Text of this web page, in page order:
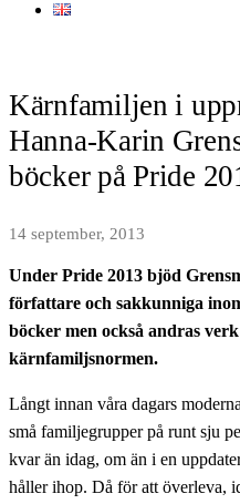
Kärnfamiljen i
Hanna-Karin
böcker på Pride
14 september, 2013
Under Pride 2013 bjöd
författare och sakkunniga
böcker men också andras
kärnfamiljsnormen.
Långt innan våra dagars
små familjegrupper på runt sju
kvar än idag, om än i en
håller ihop. Då för att överleva,